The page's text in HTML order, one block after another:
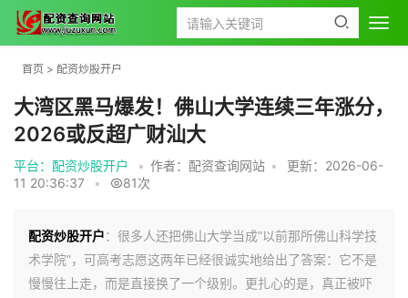
首页 > 配资炒股开户
大湾区黑马爆发！佛山大学连续三年涨分，
2026或反超广财汕大
平台：配资炒股开户 • 作者：配资查询网站 •
更新：2026-06-
11 20:36:37
• 81次
配资炒股开户：很多人还把佛山大学当成“以前那所佛山科学技
术学院”，可高考志愿这两年已经很诚实地给出了答案：它不是
慢慢往上走，而是直接换了一个级别。更扎心的是，真正被吓